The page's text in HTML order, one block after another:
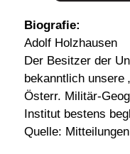
Biografie:
Adolf Holzhausen
Der Besitzer der
bekanntlich unsere
Österr. Militär-
Institut bestens
Quelle: